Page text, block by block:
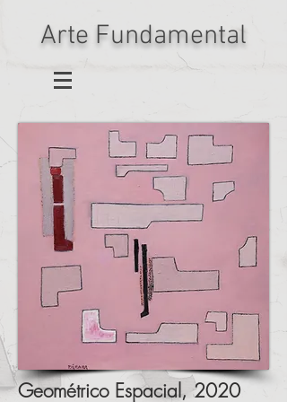
Arte Fundamental
Geométrico Espacial, 2020